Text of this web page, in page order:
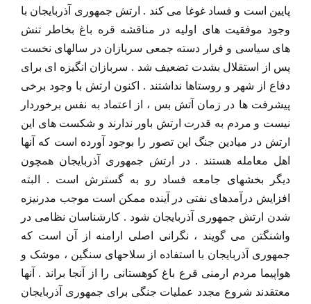
پایین است و فساد غوغا می کند . ارتش جمهوری آذربایجان با
وجود موفقیت های اولیه در مناقشه قره باغ بخاطر تنش
های سیاسی و فرار دسته جمعی سربازان در سالهای نخست
پس از استقلال بشدت تضعیف شد . سربازان انگیزه ای برای
دفاع از شهر و روستاها نداشتند . اکنون ارتش با وجود برخی
پیشرفت ها در زمان آتش بس ، از اعتماد به نفس برخوردار
نیست و مردم به قدرت ارتش باور ندارند و شکست های این
ارتش در میادین جنگ این تصور را بوجود آورده است که آنها
اهل معامله هستند . در ارتش جمهوری آذربایجان همچون
دیگر بخشهای جامعه فساد رو به گسترش است . البته
افزایش درآمدهای نفتی در آینده ممکن است موجب مدرنیزه
شدن ارتش جمهوری آذربایجان شود . کارشناسان نظامی در
واشنگتن می گویند ، نگرانی اصلی ارامنه از آن است که
جمهوری آذربایجان با استفاده از سلاحهای سنگین ، موشک و
هواپیما مردم ارمنی قرع باغ کوهستانی را از آنجا براند . آنها
معتقدند شروع مجدد عملیات جنگی برای جمهوری آذربایجان